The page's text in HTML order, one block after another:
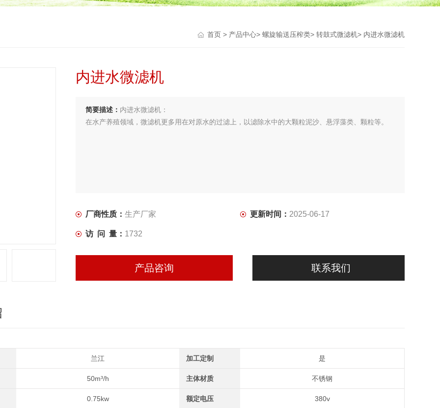
首页 > 产品中心> 螺旋输送压榨类> 转鼓式微滤机> 内进水微滤机
内进水微滤机
简要描述： 内进水微滤机：
在水产养殖领域，微滤机更多用在对原水的过滤上，以滤除水中的大颗粒泥沙、悬浮藻类、颗粒等。
厂商性质： 生产厂家 更新时间： 2025-06-17
访 问 量： 1732
产品咨询 联系我们
兰江 加工定制 是
50m³/h 主体材质 不锈钢
0.75kw 额定电压 380v